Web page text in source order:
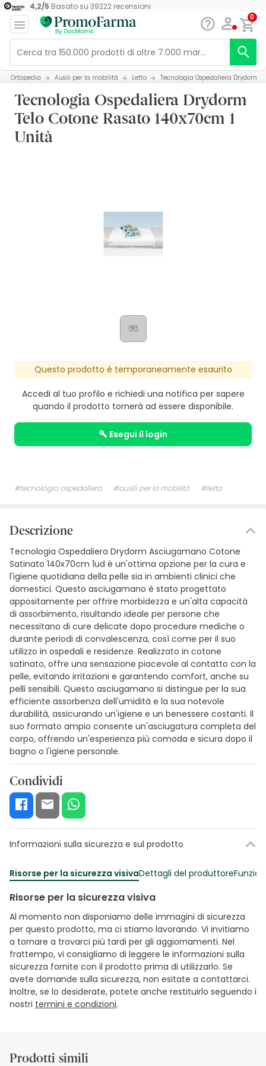
4,2/5 Basato su 39222recensioni
0
Ortopedia Ausili per la mobilità Letto Tecnologia Ospedaliera Drydorm
Tecnologia Ospedaliera Drydorm
Telo Cotone Rasato 140x70cm 1
Unità
Questo prodotto è temporaneamente esaurito
Accedi al tuo profilo e richiedi una notifica per sapere
quando il prodotto tornerà ad essere disponibile.
esegui il login
#tecnologia ospedaliera #ausili per la mobilità #letto
Descrizione
Tecnologia Ospedaliera Drydorm Asciugamano Cotone
Satinato 140x70cm 1ud è un'ottima opzione per la cura e
l'igiene quotidiana della pelle sia in ambienti clinici che
domestici. Questo asciugamano è stato progettato
appositamente per offrire morbidezza e un'alta capacità
di assorbimento, risultando ideale per persone che
necessitano di cure delicate dopo procedure mediche o
durante periodi di convalescenza, così come per il suo
utilizzo in ospedali e residenze. Realizzato in cotone
satinato, offre una sensazione piacevole al contatto con la
pelle, evitando irritazioni e garantendo comfort, anche su
pelli sensibili. Questo asciugamano si distingue per la sua
efficiente assorbenza dell'umidità e la sua notevole
durabilità, assicurando un'igiene e un benessere costanti. Il
suo formato ampio consente un'asciugatura completa del
corpo, offrendo un'esperienza più comoda e sicura dopo il
bagno o l'igiene personale.
Condividi
Informazioni sulla sicurezza e sul prodotto
Risorse per la sicurezza visivaDettagli del produttore
Risorse per la sicurezza visiva
Al momento non disponiamo delle immagini di sicurezza
per questo prodotto, ma ci stiamo lavorando. Vi invitiamo
a tornare a trovarci più tardi per gli aggiornamenti. Nel
frattempo, vi consigliamo di leggere le informazioni sulla
sicurezza fornite con il prodotto prima di utilizzarlo. Se
avete domande sulla sicurezza, non esitate a contattarci.
Inoltre, se lo desiderate, potete anche restituirlo seguendo i
nostri termini e condizioni.
Prodotti simili